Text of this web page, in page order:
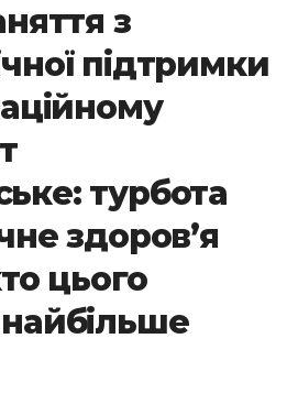
з
підтримки
турбота
здоров’я
цього